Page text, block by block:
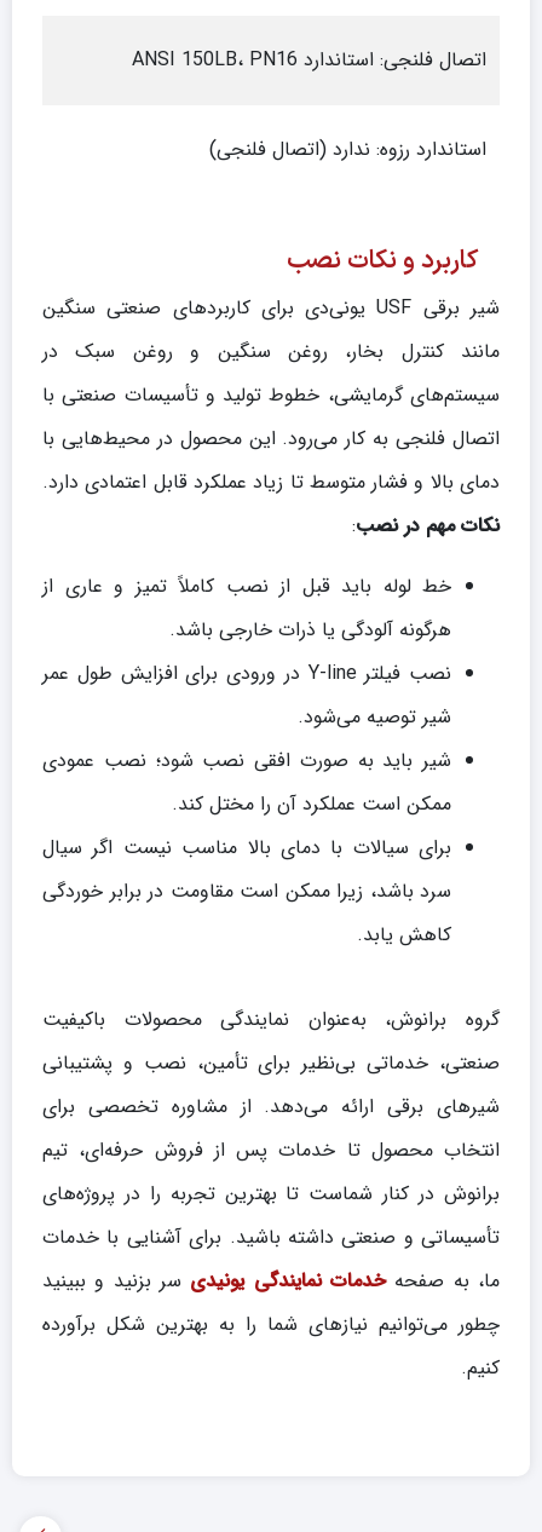
اتصال فلنجی: استاندارد ANSI 150LB، PN16
استاندارد رزوه: ندارد (اتصال فلنجی)
کاربرد و نکات نصب
شیر برقی USF یونی‌دی برای کاربردهای صنعتی سنگین
مانند کنترل بخار، روغن سنگین و روغن سبک در
سیستم‌های گرمایشی، خطوط تولید و تأسیسات صنعتی با
اتصال فلنجی به کار می‌رود. این محصول در محیط‌هایی با
دمای بالا و فشار متوسط تا زیاد عملکرد قابل اعتمادی دارد.
نکات مهم در نصب:
خط لوله باید قبل از نصب کاملاً تمیز و عاری از
هرگونه آلودگی یا ذرات خارجی باشد.
نصب فیلتر Y-line در ورودی برای افزایش طول عمر
شیر توصیه می‌شود.
شیر باید به صورت افقی نصب شود؛ نصب عمودی
ممکن است عملکرد آن را مختل کند.
برای سیالات با دمای بالا مناسب نیست اگر سیال
سرد باشد، زیرا ممکن است مقاومت در برابر خوردگی
کاهش یابد.
گروه برانوش، به‌عنوان نمایندگی محصولات باکیفیت
صنعتی، خدماتی بی‌نظیر برای تأمین، نصب و پشتیبانی
شیرهای برقی ارائه می‌دهد. از مشاوره تخصصی برای
انتخاب محصول تا خدمات پس از فروش حرفه‌ای، تیم
برانوش در کنار شماست تا بهترین تجربه را در پروژه‌های
تأسیساتی و صنعتی داشته باشید. برای آشنایی با خدمات
ما، به صفحهخدمات نمایندگی یونیدی سر بزنید و ببینید
چطور می‌توانیم نیازهای شما را به بهترین شکل برآورده
کنیم.